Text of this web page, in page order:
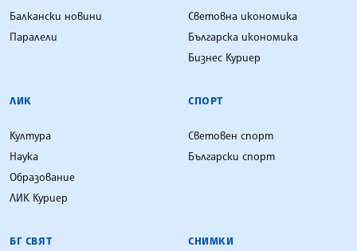
Балкански новини
Паралели
Световна икономика
Българска икономика
Бизнес Куриер
ЛИК
Култура
Наука
Образование
ЛИК Куриер
СПОРТ
Световен спорт
Български спорт
БГ СВЯТ СНИМКИ